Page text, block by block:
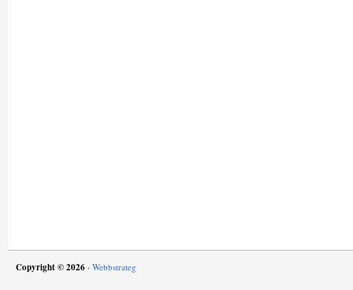
Copyright © 2026 · Webbstrateg